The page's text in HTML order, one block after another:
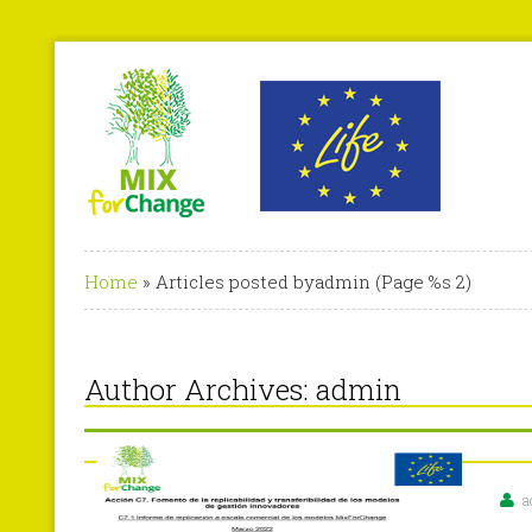
Home » Articles posted byadmin (Page %s 2)
Author Archives: admin